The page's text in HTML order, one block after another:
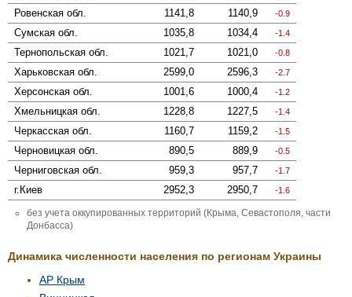
Ровенская обл. 1141,8 1140,9 -0.9
Сумская обл. 1035,8 1034,4 -1.4
Тернопольская обл. 1021,7 1021,0 -0.8
Харьковская обл. 2599,0 2596,3 -2.7
Херсонская обл. 1001,6 1000,4 -1.2
Хмельницкая обл. 1228,8 1227,5 -1.4
Черкасская обл. 1160,7 1159,2 -1.5
Черновицкая обл. 890,5 889,9 -0.5
Черниговская обл. 959,3 957,7 -1.7
г.Киев 2952,3 2950,7 -1.6
без учета оккупированных территорий (Крыма, Севастополя, части
Донбасса)
Динамика численности населения по регионам Украины
АР Крым